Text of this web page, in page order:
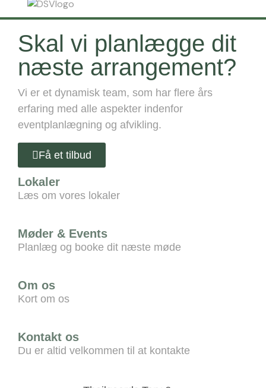
Skal vi planlægge dit
næste arrangement?
Vi er et dynamisk team, som har flere års
erfaring med alle aspekter indenfor
eventplanlægning og afvikling.
Få et tilbud
Lokaler
Læs om vores lokaler
Møder & Events
Planlæg og booke dit næste møde
Om os
Kort om os
Kontakt os
Du er altid velkommen til at kontakte